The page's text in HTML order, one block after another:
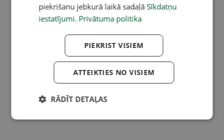
piekrišanu jebkurā laikā sadaļā Sīkdatņu
iestatījumi. Privātuma politika
PIEKRIST VISIEM
ATTEIKTIES NO VISIEM
RĀDĪT DETAĻAS